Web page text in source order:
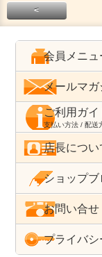
<
会員メニュ
メールマ
ご利用ガイ
支払い方法 / 配送
店長につい
ショップブ
お問い合せ
プライバ